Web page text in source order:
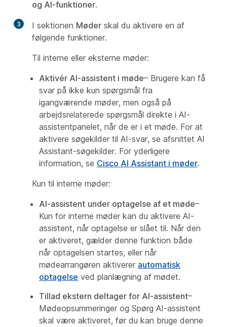
og AI-funktioner.
3 I sektionen Møder skal du aktivere en af
følgende funktioner.
Til interne eller eksterne møder:
Aktivér AI-assistent i møde– Brugere kan få
svar på ikke kun spørgsmål fra
igangværende møder, men også på
arbejdsrelaterede spørgsmål direkte i AI-
assistentpanelet, når de er i et møde. For at
aktivere søgekilder til AI-svar, se afsnittet AI
Assistant-søgekilder. For yderligere
information, se Cisco AI Assistant i møder.
Kun til interne møder:
AI-assistent under optagelse af et møde–
Kun for interne møder kan du aktivere AI-
assistent, når optagelse er slået til. Når den
er aktiveret, gælder denne funktion både
når optagelsen startes, eller når
mødearrangøren aktiverer automatisk
optagelse ved planlægning af mødet.
Tillad ekstern deltager for AI-assistent–
Mødeopsummeringer og Spørg AI-assistent
skal være aktiveret, før du kan bruge denne